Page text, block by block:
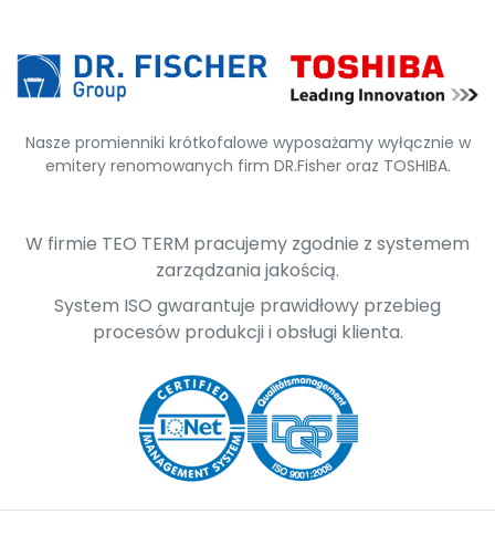
Nasze promienniki krótkofalowe wyposażamy wyłącznie w
emitery renomowanych firm DR.Fisher oraz TOSHIBA.
W firmie TEO TERM pracujemy zgodnie z systemem
zarządzania jakością.
System ISO gwarantuje prawidłowy przebieg
procesów produkcji i obsługi klienta.